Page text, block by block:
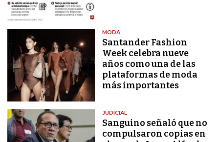
MODA
Santander Fashion
Week celebra nueve
años como una de las
plataformas de moda
más importantes
JUDICIAL
Sanguino señaló que no
compulsaron copias en